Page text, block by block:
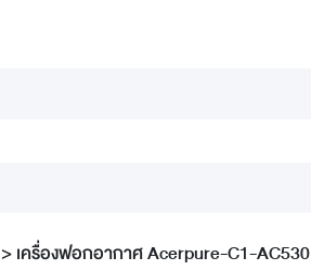
>เครื่องฟอกอากาศ Acerpure-C1-AC530